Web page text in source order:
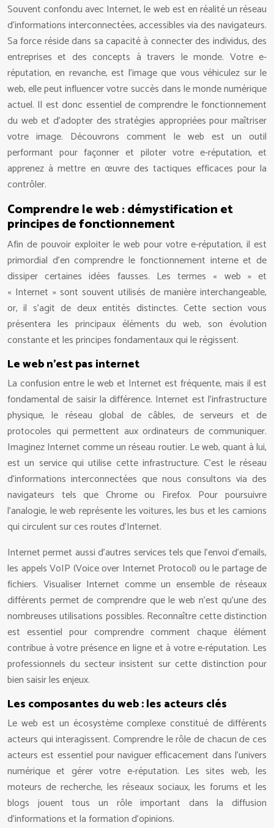
Souvent confondu avec Internet, le web est en réalité un réseau
d’informations interconnectées, accessibles via des navigateurs.
Sa force réside dans sa capacité à connecter des individus, des
entreprises et des concepts à travers le monde. Votre e-
réputation, en revanche, est l’image que vous véhiculez sur le
web, elle peut influencer votre succès dans le monde numérique
actuel. Il est donc essentiel de comprendre le fonctionnement
du web et d’adopter des stratégies appropriées pour maîtriser
votre image. Découvrons comment le web est un outil
performant pour façonner et piloter votre e-réputation, et
apprenez à mettre en œuvre des tactiques efficaces pour la
contrôler.
Comprendre le web : démystification et
principes de fonctionnement
Afin de pouvoir exploiter le web pour votre e-réputation, il est
primordial d’en comprendre le fonctionnement interne et de
dissiper certaines idées fausses. Les termes « web » et
« Internet » sont souvent utilisés de manière interchangeable,
or, il s’agit de deux entités distinctes. Cette section vous
présentera les principaux éléments du web, son évolution
constante et les principes fondamentaux qui le régissent.
Le web n’est pas internet
La confusion entre le web et Internet est fréquente, mais il est
fondamental de saisir la différence. Internet est l’infrastructure
physique, le réseau global de câbles, de serveurs et de
protocoles qui permettent aux ordinateurs de communiquer.
Imaginez Internet comme un réseau routier. Le web, quant à lui,
est un service qui utilise cette infrastructure. C’est le réseau
d’informations interconnectées que nous consultons via des
navigateurs tels que Chrome ou Firefox. Pour poursuivre
l’analogie, le web représente les voitures, les bus et les camions
qui circulent sur ces routes d’Internet.
Internet permet aussi d’autres services tels que l’envoi d’emails,
les appels VoIP (Voice over Internet Protocol) ou le partage de
fichiers. Visualiser Internet comme un ensemble de réseaux
différents permet de comprendre que le web n’est qu’une des
nombreuses utilisations possibles. Reconnaître cette distinction
est essentiel pour comprendre comment chaque élément
contribue à votre présence en ligne et à votre e-réputation. Les
professionnels du secteur insistent sur cette distinction pour
bien saisir les enjeux.
Les composantes du web : les acteurs clés
Le web est un écosystème complexe constitué de différents
acteurs qui interagissent. Comprendre le rôle de chacun de ces
acteurs est essentiel pour naviguer efficacement dans l’univers
numérique et gérer votre e-réputation. Les sites web, les
moteurs de recherche, les réseaux sociaux, les forums et les
blogs jouent tous un rôle important dans la diffusion
d’informations et la formation d’opinions.